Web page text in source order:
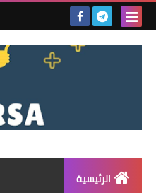
الرئيسية